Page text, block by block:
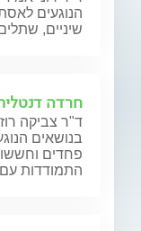
הנוגעים
שיניים,
חרדה
ד"ר צביקה
בנושאים
פחדים
התמודדות